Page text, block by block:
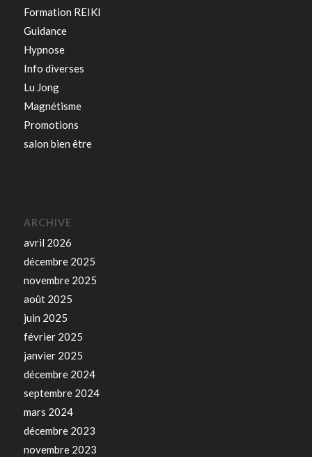
Formation REIKI
Guidance
Hypnose
Info diverses
Lu Jong
Magnétisme
Promotions
salon bien être
ARCHIVE
avril 2026
décembre 2025
novembre 2025
août 2025
juin 2025
février 2025
janvier 2025
décembre 2024
septembre 2024
mars 2024
décembre 2023
novembre 2023